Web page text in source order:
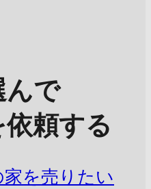
んで
頼する
を売りたい